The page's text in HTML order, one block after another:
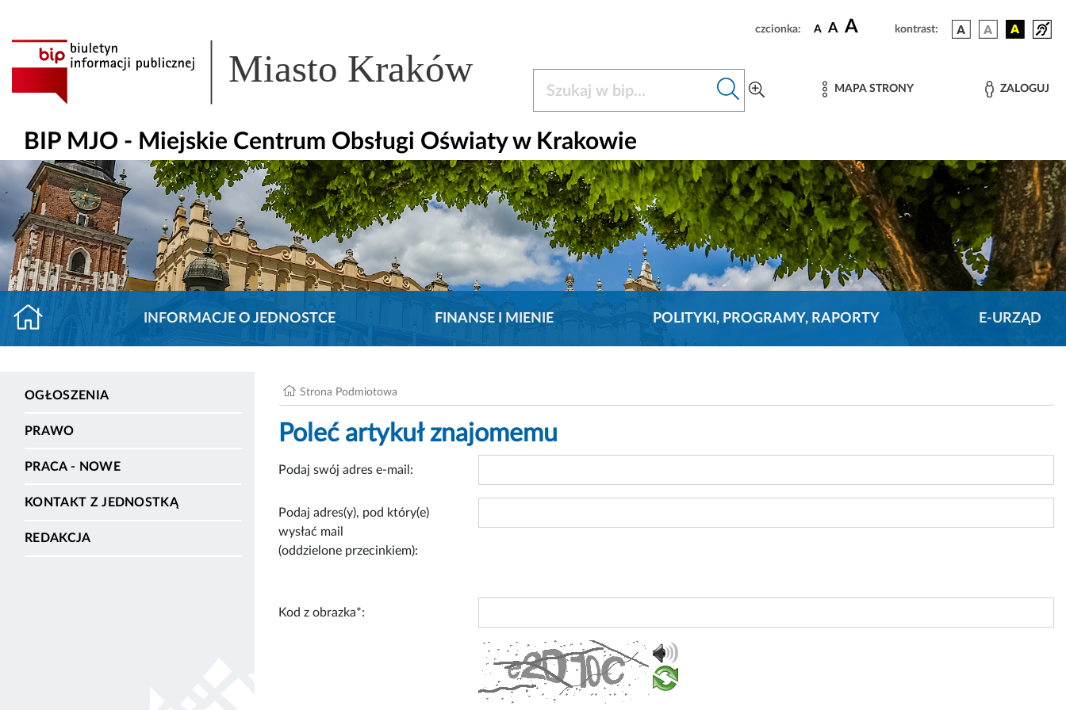
czcionka: A A A kontrast:
Miasto Kraków MAPA STRONY ZALOGUJ
BIP MJO - Miejskie Centrum Obsługi Oświaty w Krakowie
INFORMACJE O JEDNOSTCE FINANSE I MIENIE POLITYKI, PROGRAMY, RAPORTY E-URZĄD
OGŁOSZENIA
PRAWO
PRACA - NOWE
KONTAKT Z JEDNOSTKĄ
REDAKCJA
Strona Podmiotowa
Poleć artykuł znajomemu
Podaj swój adres e-mail:
Podaj adres(y), pod który(e)
wysłać mail
(oddzielone przecinkiem):
Kod z obrazka*: